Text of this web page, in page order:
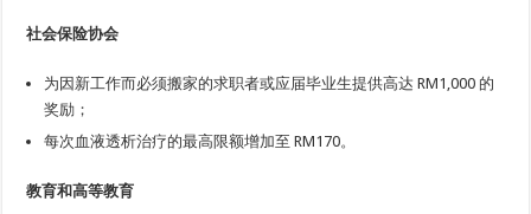
社会保险协会
为因新工作而必须搬家的求职者或应届毕业生提供高达 RM1,000 的
奖励；
每次血液透析治疗的最高限额增加至 RM170。
教育和高等教育